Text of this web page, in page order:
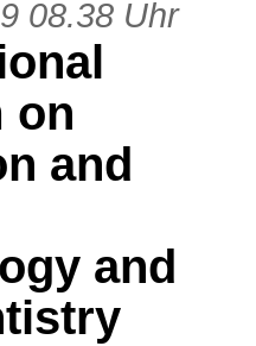
08.38 Uhr
on
and
and